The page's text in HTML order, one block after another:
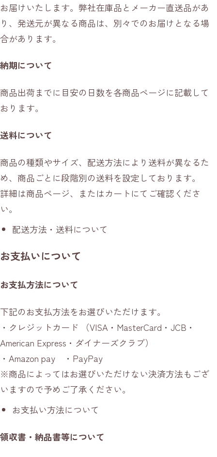
お届けいたします。弊社在庫品とメーカー直送品があ
り、発送元が異なる商品は、別々でのお届けとなる場
合があります。
納期について
商品出荷までに目安の日数を各商品ページに記載して
おります。
送料について
商品の種類やサイズ、配送方法により送料が異なるた
め、商品ごとに段階別の送料を設定しております。
詳細は商品ページ、またはカートにてご確認くださ
い。
配送方法・送料について
お支払いについて
お支払方法について
下記のお支払方法をお選びいただけます。
・クレジットカード （VISA・MasterCard・JCB・
American Express・ダイナーズクラブ）
・Amazon pay ・PayPay
※商品によってはお選びいただけない決済方法もござ
いますので予めご了承ください。
お支払い方法について
領収書・納品書等について